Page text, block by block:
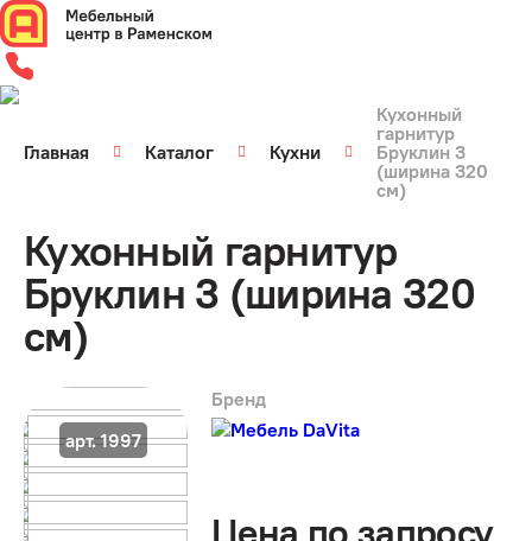
Главная Каталог Кухни
Кухонный
гарнитур
Бруклин 3
(ширина 320
см)
Кухонный гарнитур
Бруклин 3 (ширина 320
см)
арт. 1997
Бренд